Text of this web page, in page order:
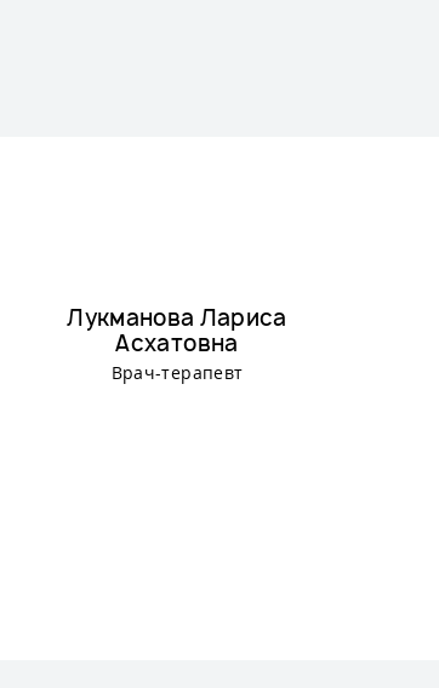
Лукманова Лариса
Асхатовна
Врач-терапевт